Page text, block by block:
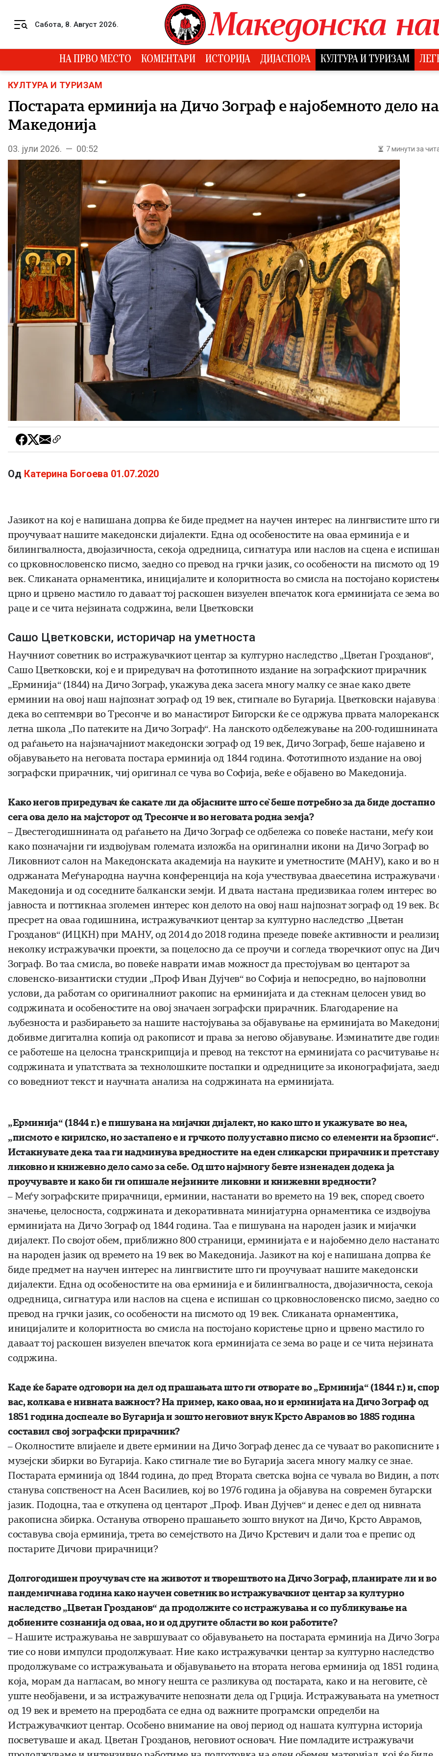
Сабота, 8. Август 2026.
НА ПРВО МЕСТО КОМЕНТАРИ ИСТОРИЈА ДИЈАСПОРА КУЛТУРА И ТУРИЗАМ
КУЛТУРА И ТУРИЗАМ
Постарата ерминија на Дичо Зограф е најобемното дело
Македонија
03. јули 2026. — 00:52 7 минути за
Од Катерина Богоева 01.07.2020
Јазикот на кој е напишана допрва ќе биде предмет на научен интерес на лингвистите што ги
проучуваат нашите македонски дијалекти. Една од особеностите на оваа ерминија е и
билингвалноста, двојазичноста, секоја одредница, сигнатура или наслов на сцена е
со црковнословенско писмо, заедно со превод на грчки јазик, со особености на писмото од 19
век. Сликаната орнаментика, иницијалите и колоритноста во смисла на постојано
црно и црвено мастило го даваат тој раскошен визуелен впечаток кога ерминијата се зема во
раце и се чита нејзината содржина, вели Цветковски
Сашо Цветковски, историчар на уметноста
Научниот советник во истражувачкиот центар за културно наследство „Цветан Грозданов“,
Сашо Цветковски, кој е и приредувач на фототипното издание на зографскиот прирачник
„Ерминија“ (1844) на Дичо Зограф, укажува дека засега многу малку се знае како двете
ерминии на овој наш најпознат зограф од 19 век, стигнале во Бугарија. Цветковски најавува
дека во септември во Тресонче и во манастирот Бигорски ќе се одржува првата
летна школа „По патеките на Дичо Зограф“. На ланското одбележување на 200-годишнината
од раѓањето на најзначајниот македонски зограф од 19 век, Дичо Зограф, беше најавено и
објавувањето на неговата постара ерминија од 1844 година. Фототипното издание на овој
зографски прирачник, чиј оригинал се чува во Софија, веќе е објавено во Македонија.
Како негов приредувач ќе сакате ли да објасните што сѐ беше потребно за да биде достапно
сега ова дело на мајсторот од Тресонче и во неговата родна земја?
– Двестегодишнината од раѓањето на Дичо Зограф се одбележа со повеќе настани, меѓу кои
како позначајни ги издвојувам големата изложба на оригинални икони на Дичо Зограф во
Ликовниот салон на Македонската академија на науките и уметностите (МАНУ), како и во
одржаната Меѓународна научна конференција на која учествуваа дваесетина истражувачи
Македонија и од соседните балкански земји. И двата настана предизвикаа голем интерес во
јавноста и поттикнаа зголемен интерес кон делото на овој наш најпознат зограф од 19 век.
пресрет на оваа годишнина, истражувачкиот центар за културно наследство „Цветан
Грозданов“ (ИЦКН) при МАНУ, од 2014 до 2018 година презеде повеќе активности и
неколку истражувачки проекти, за поцелосно да се проучи и согледа творечкиот опус на
Зограф. Во таа смисла, во повеќе наврати имав можност да престојувам во центарот за
словенско-византиски студии „Проф Иван Дујчев“ во Софија и непосредно, во најповолни
услови, да работам со оригиналниот ракопис на ерминијата и да стекнам целосен увид во
содржината и особеностите на овој значаен зографски прирачник. Благодарение на
љубезноста и разбирањето за нашите настојувања за објавување на ерминијата во
добивме дигитална копија од ракописот и права за негово објавување. Изминатите две
се работеше на целосна транскрипција и превод на текстот на ерминијата со расчитување
содржината и упатствата за технолошките постапки и одредниците за иконографијата,
со воведниот текст и научната анализа на содржината на ерминијата.
„Ерминија“ (1844 г.) е пишувана на мијачки дијалект, но како што и укажувате во неа,
„писмото е кирилско, но застапено е и грчкото полууставно писмо со елементи на брзопис“.
Истакнувате дека таа ги надминува вредностите на еден сликарски прирачник и
ликовно и книжевно дело само за себе. Од што најмногу бевте изненаден додека ја
проучувавте и како би ги опишале нејзините ликовни и книжевни вредности?
– Меѓу зографските прирачници, ерминии, настанати во времето на 19 век, според своето
значење, целосноста, содржината и декоративната минијатурна орнаментика се издвојува
ерминијата на Дичо Зограф од 1844 година. Таа е пишувана на народен јазик и мијачки
дијалект. По својот обем, приближно 800 страници, ерминијата е и најобемно дело
на народен јазик од времето на 19 век во Македонија. Јазикот на кој е напишана допрва ќе
биде предмет на научен интерес на лингвистите што ги проучуваат нашите македонски
дијалекти. Една од особеностите на ова ерминија е и билингвалноста, двојазичноста, секоја
одредница, сигнатура или наслов на сцена е испишан со црковнословенско писмо, заедно со
превод на грчки јазик, со особености на писмото од 19 век. Сликаната орнаментика,
иницијалите и колоритноста во смисла на постојано користење црно и црвено мастило го
даваат тој раскошен визуелен впечаток кога ерминијата се зема во раце и се чита нејзината
содржина.
Каде ќе барате одговори на дел од прашањата што ги отворате во „Ерминија“ (1844 г.) и,
вас, колкава е нивната важност? На пример, како оваа, но и ерминијата на Дичо Зограф од
1851 година доспеале во Бугарија и зошто неговиот внук Крсто Аврамов во 1885 година
составил свој зографски прирачник?
– Околностите влијаеле и двете ерминии на Дичо Зограф денес да се чуваат во ракописните
музејски збирки во Бугарија. Како стигнале тие во Бугарија засега многу малку се знае.
Постарата ерминија од 1844 година, до пред Втората светска војна се чувала во Видин, а
станува сопственост на Асен Василиев, кој во 1976 година ја објавува на современ бугарски
јазик. Подоцна, таа е откупена од центарот „Проф. Иван Дујчев“ и денес е дел од нивната
ракописна збирка. Останува отворено прашањето зошто внукот на Дичо, Крсто Аврамов,
составува своја ерминија, трета во семејството на Дичо Крстевич и дали тоа е препис од
постарите Дичови прирачници?
Долгогодишен проучувач сте на животот и творештвото на Дичо Зограф, планирате ли и во
пандемичнава година како научен советник во истражувачкиот центар за културно
наследство „Цветан Грозданов“ да продолжите со истражувања и со публикување на
добиените сознанија од оваа, но и од другите области во кои работите?
– Нашите истражувања не завршуваат со објавувањето на постарата ерминија на Дичо
тие со нови импулси продолжуваат. Ние како истражувачки центар за културно наследство
продолжуваме со истражувањата и објавувањето на втората негова ерминија од 1851
која, морам да нагласам, во многу нешта се разликува од постарата, како и на неговите, сѐ
уште необјавени, и за истражувачите непознати дела од Грција. Истражувањата на
од 19 век и времето на преродбата се една од важните програмски определби на
Истражувачкиот центар. Особено внимание на овој период од нашата културна историја
посветуваше и акад. Цветан Грозданов, неговиот основач. Ние помладите истражувачи